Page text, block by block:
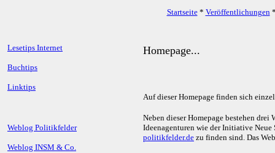
Startseite* Veröffentlichungen
Lesetips Internet
Buchtips
Linktips
Weblog Politikfelder
Weblog INSM & Co.
Homepage...
Auf dieser Homepage finden sich
Neben dieser Homepage bestehen
Ideenagenturen wie der Initiative
politikfelder.de zu finden sind. Das